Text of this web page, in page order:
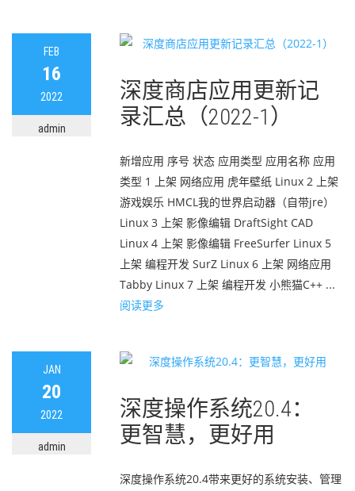
FEB
16
2022
admin
深度商店应用更新记
录汇总（2022-1）
新增应用 序号 状态 应用类型 应用名称 应用
类型 1 上架 网络应用 虎年壁纸 Linux 2 上架
游戏娱乐 HMCL我的世界启动器（自带jre）
Linux 3 上架 影像编辑 DraftSight CAD
Linux 4 上架 影像编辑 FreeSurfer Linux 5
上架 编程开发 SurZ Linux 6 上架 网络应用
Tabby Linux 7 上架 编程开发 小熊猫C++ ...
阅读更多
JAN
20
2022
admin
深度操作系统20.4：
更智慧，更好用
深度操作系统20.4带来更好的系统安装、管理